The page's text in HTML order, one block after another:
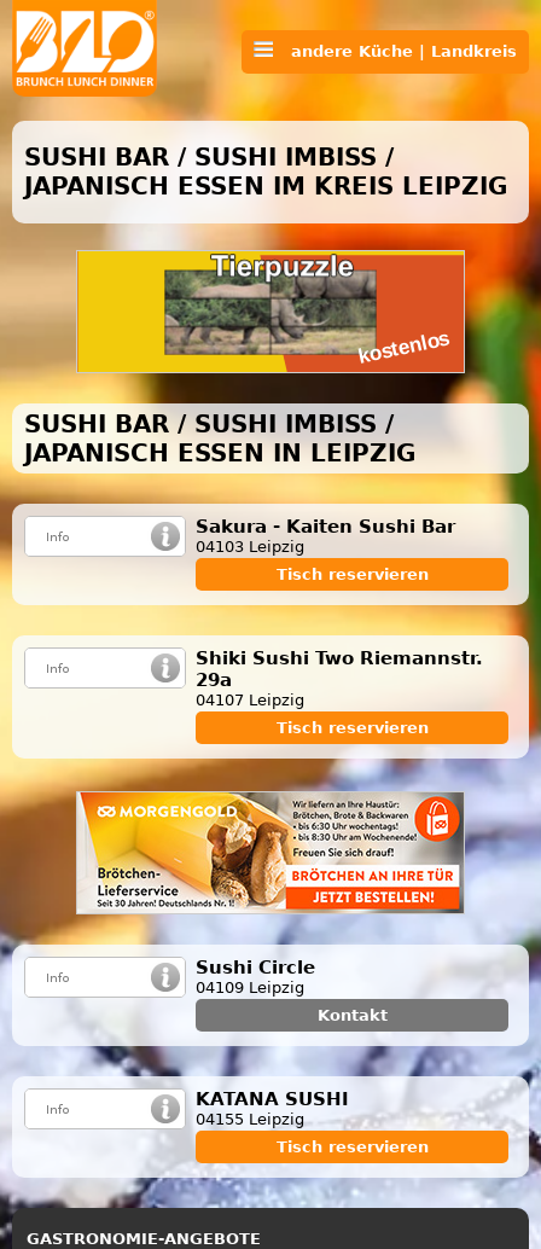
andere Küche | Landkreis
SUSHI BAR / SUSHI IMBISS /
JAPANISCH ESSEN IM KREIS LEIPZIG
SUSHI BAR / SUSHI IMBISS /
JAPANISCH ESSEN IN LEIPZIG
Sakura - Kaiten Sushi Bar
04103 Leipzig
Tisch reservieren
Shiki Sushi Two Riemannstr.
29a
04107 Leipzig
Tisch reservieren
Sushi Circle
04109 Leipzig
Kontakt
KATANA SUSHI
04155 Leipzig
Tisch reservieren
GASTRONOMIE-ANGEBOTE